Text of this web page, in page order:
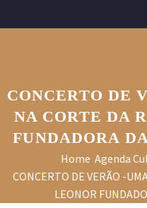
CONCERTO DE
NA CORTE DA
FUNDADORA
Home Agenda
CONCERTO DE VERÃO -
LEONOR